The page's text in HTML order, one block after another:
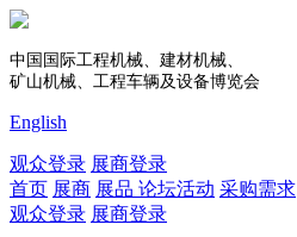
中国国际工程机械、建材机械、
矿山机械、工程车辆及设备博览会
English
观众登录 展商登录
首页 展商 展品 论坛活动 采购需求
观众登录 展商登录